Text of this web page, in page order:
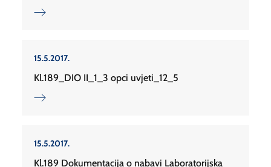
15.5.2017.
Kl.189_DIO II_1_3 opci uvjeti_12_5
15.5.2017.
Kl.189 Dokumentacija o nabavi Laboratorijska